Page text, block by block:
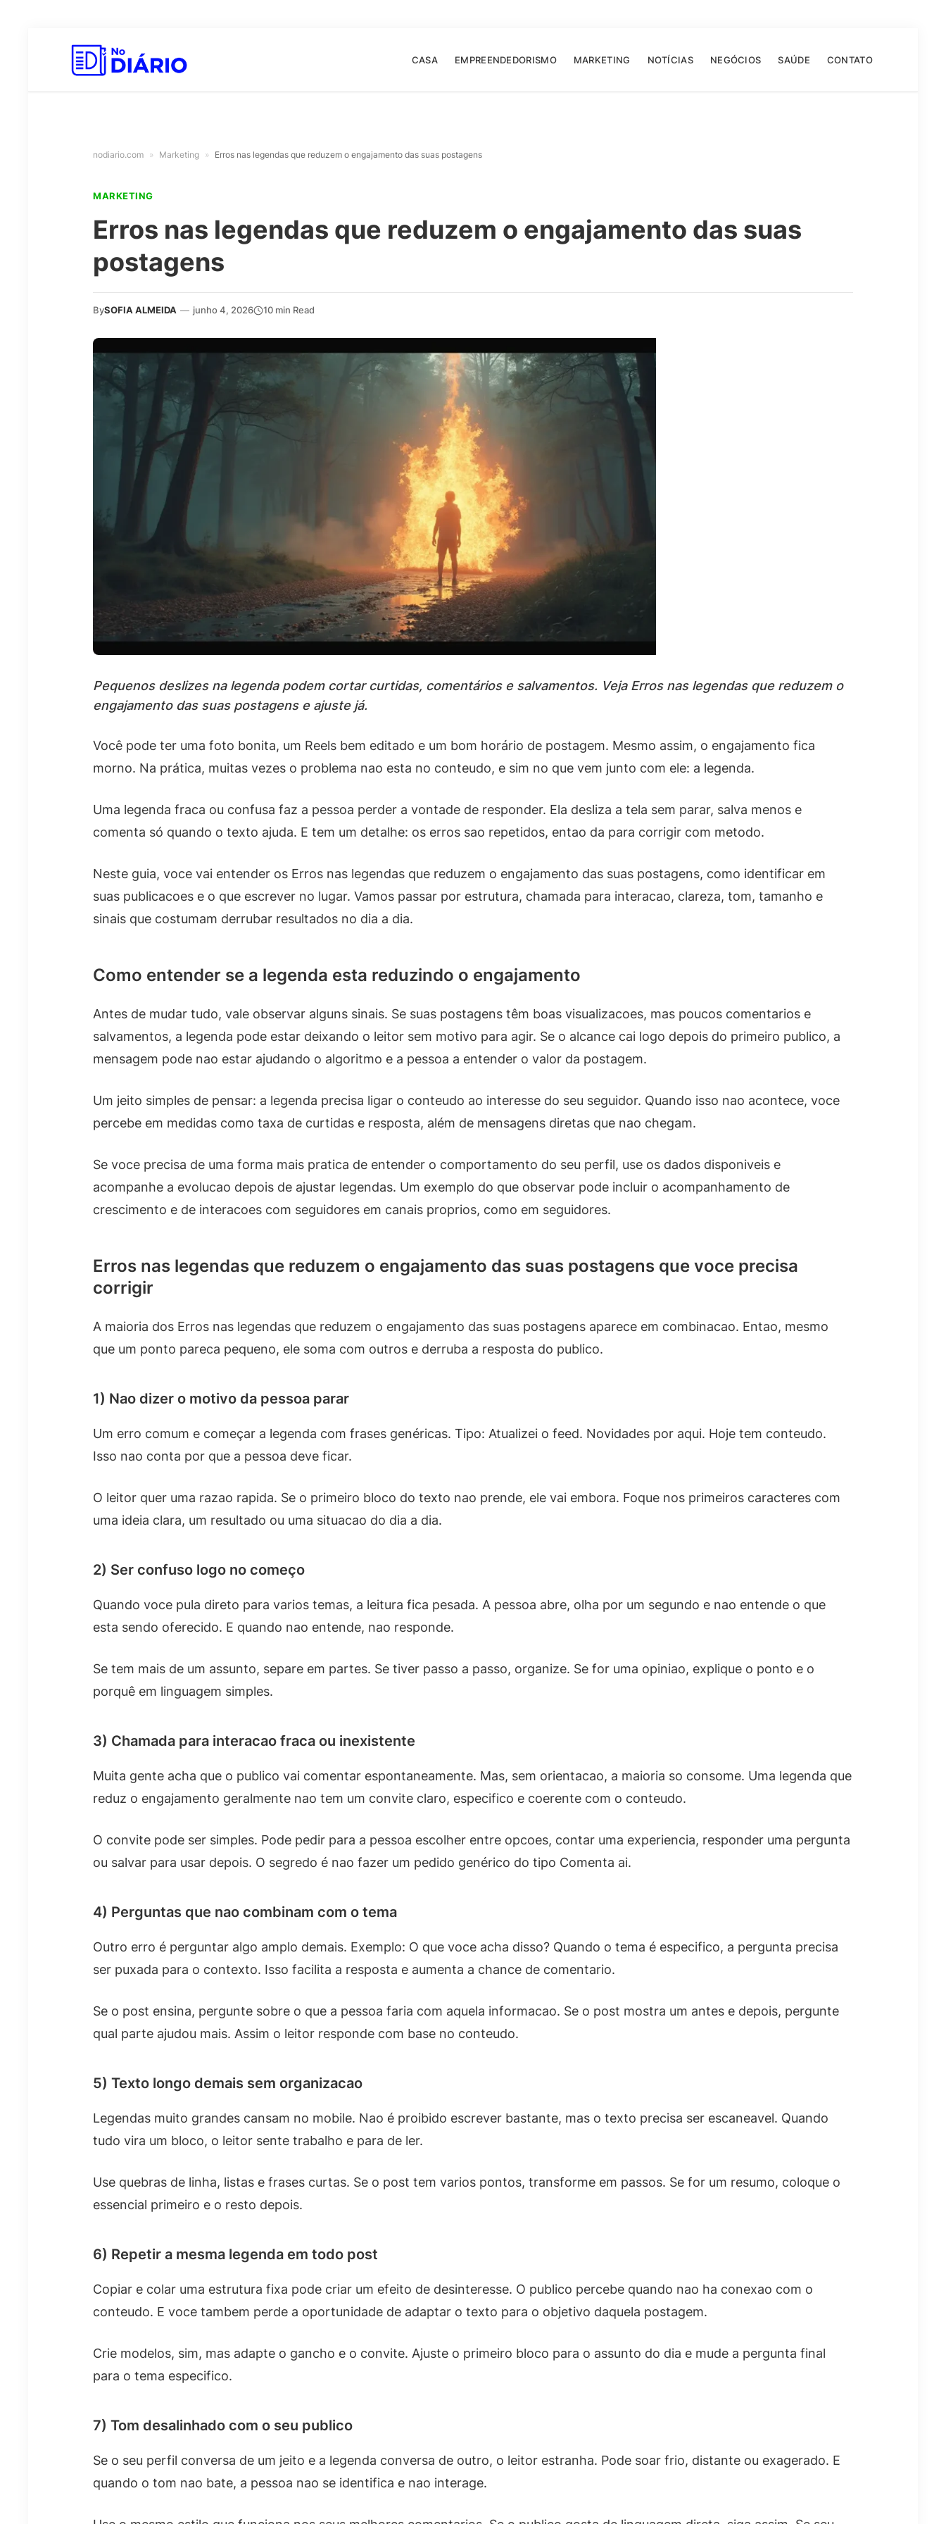
CASA EMPREENDEDORISMO MARKETING NOTÍCIAS NEGÓCIOS SAÚDE CONTATO
nodiario.com » Marketing » Erros nas legendas que reduzem o engajamento das suas postagens
MARKETING
Erros nas legendas que reduzem o engajamento das suas
postagens
BySOFIA ALMEIDA — junho 4, 2026 10 min Read
Pequenos deslizes na legenda podem cortar curtidas, comentários e salvamentos. Veja Erros nas legendas que reduzem o
engajamento das suas postagens e ajuste já.
Você pode ter uma foto bonita, um Reels bem editado e um bom horário de postagem. Mesmo assim, o engajamento fica
morno. Na prática, muitas vezes o problema nao esta no conteudo, e sim no que vem junto com ele: a legenda.
Uma legenda fraca ou confusa faz a pessoa perder a vontade de responder. Ela desliza a tela sem parar, salva menos e
comenta só quando o texto ajuda. E tem um detalhe: os erros sao repetidos, entao da para corrigir com metodo.
Neste guia, voce vai entender os Erros nas legendas que reduzem o engajamento das suas postagens, como identificar em
suas publicacoes e o que escrever no lugar. Vamos passar por estrutura, chamada para interacao, clareza, tom, tamanho e
sinais que costumam derrubar resultados no dia a dia.
Como entender se a legenda esta reduzindo o engajamento
Antes de mudar tudo, vale observar alguns sinais. Se suas postagens têm boas visualizacoes, mas poucos comentarios e
salvamentos, a legenda pode estar deixando o leitor sem motivo para agir. Se o alcance cai logo depois do primeiro publico, a
mensagem pode nao estar ajudando o algoritmo e a pessoa a entender o valor da postagem.
Um jeito simples de pensar: a legenda precisa ligar o conteudo ao interesse do seu seguidor. Quando isso nao acontece, voce
percebe em medidas como taxa de curtidas e resposta, além de mensagens diretas que nao chegam.
Se voce precisa de uma forma mais pratica de entender o comportamento do seu perfil, use os dados disponiveis e
acompanhe a evolucao depois de ajustar legendas. Um exemplo do que observar pode incluir o acompanhamento de
crescimento e de interacoes com seguidores em canais proprios, como em seguidores.
Erros nas legendas que reduzem o engajamento das suas postagens que voce precisa
corrigir
A maioria dos Erros nas legendas que reduzem o engajamento das suas postagens aparece em combinacao. Entao, mesmo
que um ponto pareca pequeno, ele soma com outros e derruba a resposta do publico.
1) Nao dizer o motivo da pessoa parar
Um erro comum e começar a legenda com frases genéricas. Tipo: Atualizei o feed. Novidades por aqui. Hoje tem conteudo.
Isso nao conta por que a pessoa deve ficar.
O leitor quer uma razao rapida. Se o primeiro bloco do texto nao prende, ele vai embora. Foque nos primeiros caracteres com
uma ideia clara, um resultado ou uma situacao do dia a dia.
2) Ser confuso logo no começo
Quando voce pula direto para varios temas, a leitura fica pesada. A pessoa abre, olha por um segundo e nao entende o que
esta sendo oferecido. E quando nao entende, nao responde.
Se tem mais de um assunto, separe em partes. Se tiver passo a passo, organize. Se for uma opiniao, explique o ponto e o
porquê em linguagem simples.
3) Chamada para interacao fraca ou inexistente
Muita gente acha que o publico vai comentar espontaneamente. Mas, sem orientacao, a maioria so consome. Uma legenda que
reduz o engajamento geralmente nao tem um convite claro, especifico e coerente com o conteudo.
O convite pode ser simples. Pode pedir para a pessoa escolher entre opcoes, contar uma experiencia, responder uma pergunta
ou salvar para usar depois. O segredo é nao fazer um pedido genérico do tipo Comenta ai.
4) Perguntas que nao combinam com o tema
Outro erro é perguntar algo amplo demais. Exemplo: O que voce acha disso? Quando o tema é especifico, a pergunta precisa
ser puxada para o contexto. Isso facilita a resposta e aumenta a chance de comentario.
Se o post ensina, pergunte sobre o que a pessoa faria com aquela informacao. Se o post mostra um antes e depois, pergunte
qual parte ajudou mais. Assim o leitor responde com base no conteudo.
5) Texto longo demais sem organizacao
Legendas muito grandes cansam no mobile. Nao é proibido escrever bastante, mas o texto precisa ser escaneavel. Quando
tudo vira um bloco, o leitor sente trabalho e para de ler.
Use quebras de linha, listas e frases curtas. Se o post tem varios pontos, transforme em passos. Se for um resumo, coloque o
essencial primeiro e o resto depois.
6) Repetir a mesma legenda em todo post
Copiar e colar uma estrutura fixa pode criar um efeito de desinteresse. O publico percebe quando nao ha conexao com o
conteudo. E voce tambem perde a oportunidade de adaptar o texto para o objetivo daquela postagem.
Crie modelos, sim, mas adapte o gancho e o convite. Ajuste o primeiro bloco para o assunto do dia e mude a pergunta final
para o tema especifico.
7) Tom desalinhado com o seu publico
Se o seu perfil conversa de um jeito e a legenda conversa de outro, o leitor estranha. Pode soar frio, distante ou exagerado. E
quando o tom nao bate, a pessoa nao se identifica e nao interage.